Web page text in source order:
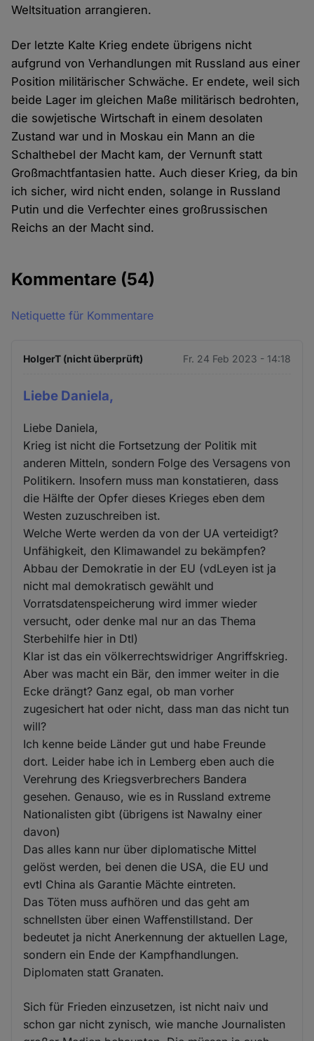
Weltsituation arrangieren.
Der letzte Kalte Krieg endete übrigens nicht
aufgrund von Verhandlungen mit Russland aus einer
Position militärischer Schwäche. Er endete, weil sich
beide Lager im gleichen Maße militärisch bedrohten,
die sowjetische Wirtschaft in einem desolaten
Zustand war und in Moskau ein Mann an die
Schalthebel der Macht kam, der Vernunft statt
Großmachtfantasien hatte. Auch dieser Krieg, da bin
ich sicher, wird nicht enden, solange in Russland
Putin und die Verfechter eines großrussischen
Reichs an der Macht sind.
Kommentare (54)
Netiquette für Kommentare
HolgerT (nicht überprüft) Fr. 24 Feb 2023 - 14:18
Liebe Daniela,
Liebe Daniela,
Krieg ist nicht die Fortsetzung der Politik mit
anderen Mitteln, sondern Folge des Versagens von
Politikern. Insofern muss man konstatieren, dass
die Hälfte der Opfer dieses Krieges eben dem
Westen zuzuschreiben ist.
Welche Werte werden da von der UA verteidigt?
Unfähigkeit, den Klimawandel zu bekämpfen?
Abbau der Demokratie in der EU (vdLeyen ist ja
nicht mal demokratisch gewählt und
Vorratsdatenspeicherung wird immer wieder
versucht, oder denke mal nur an das Thema
Sterbehilfe hier in Dtl)
Klar ist das ein völkerrechtswidriger Angriffskrieg.
Aber was macht ein Bär, den immer weiter in die
Ecke drängt? Ganz egal, ob man vorher
zugesichert hat oder nicht, dass man das nicht tun
will?
Ich kenne beide Länder gut und habe Freunde
dort. Leider habe ich in Lemberg eben auch die
Verehrung des Kriegsverbrechers Bandera
gesehen. Genauso, wie es in Russland extreme
Nationalisten gibt (übrigens ist Nawalny einer
davon)
Das alles kann nur über diplomatische Mittel
gelöst werden, bei denen die USA, die EU und
evtl China als Garantie Mächte eintreten.
Das Töten muss aufhören und das geht am
schnellsten über einen Waffenstillstand. Der
bedeutet ja nicht Anerkennung der aktuellen Lage,
sondern ein Ende der Kampfhandlungen.
Diplomaten statt Granaten.
Sich für Frieden einzusetzen, ist nicht naiv und
schon gar nicht zynisch, wie manche Journalisten